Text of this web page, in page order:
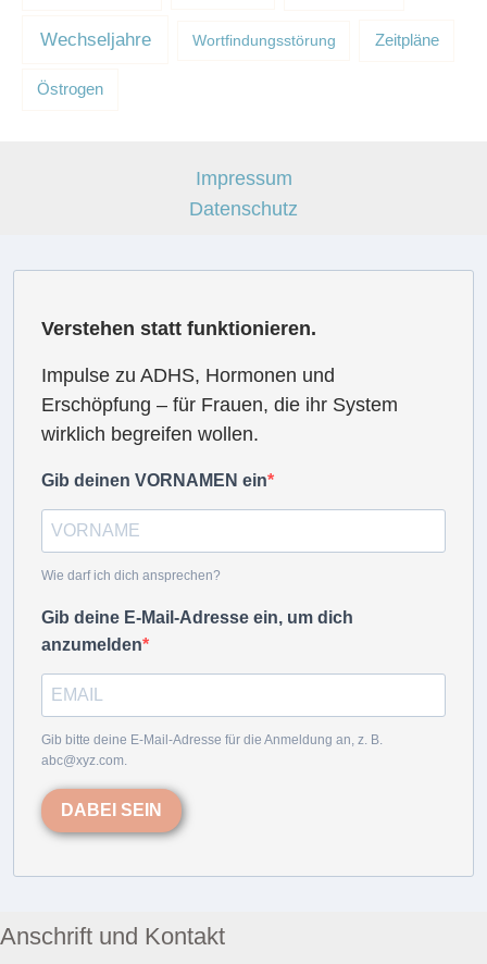
Wechseljahre Wortfindungsstörung Zeitpläne
Östrogen
Impressum
Datenschutz
Verstehen statt funktionieren.
Impulse zu ADHS, Hormonen und
Erschöpfung – für Frauen, die ihr System
wirklich begreifen wollen.
Gib deinen VORNAMEN ein
Wie darf ich dich ansprechen?
Gib deine E-Mail-Adresse ein, um dich
anzumelden
Gib bitte deine E-Mail-Adresse für die Anmeldung an, z. B.
abc@xyz.com.
DABEI SEIN
Anschrift und Kontakt